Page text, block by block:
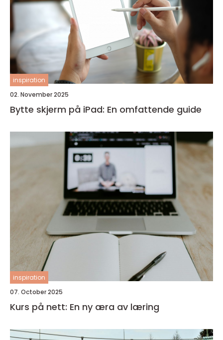
inspiration
02. November 2025
Bytte skjerm på iPad: En omfattende guide
inspiration
07. October 2025
Kurs på nett: En ny æra av læring